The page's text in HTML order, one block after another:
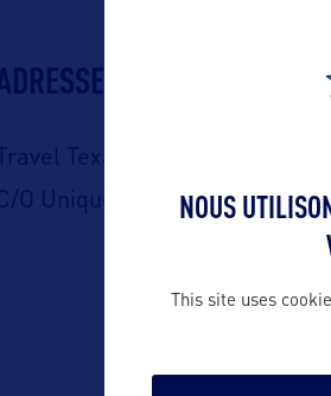
Travel Texas
O Unique Consulting
NOUS
This site uses